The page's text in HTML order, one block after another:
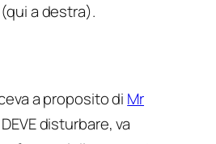
a destra).
a proposito di Mr
disturbare, va